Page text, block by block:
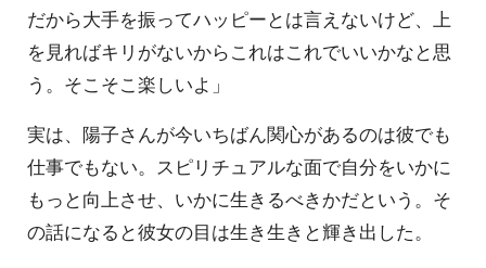
だから大手を振ってハッピーとは言えないけど、上
を見ればキリがないからこれはこれでいいかなと思
う。そこそこ楽しいよ」
実は、陽子さんが今いちばん関心があるのは彼でも
仕事でもない。スピリチュアルな面で自分をいかに
もっと向上させ、いかに生きるべきかだという。そ
の話になると彼女の目は生き生きと輝き出した。